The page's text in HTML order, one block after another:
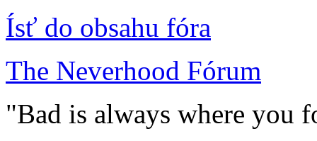
Ísť do obsahu fóra
The Neverhood Fórum
"Bad is always where you